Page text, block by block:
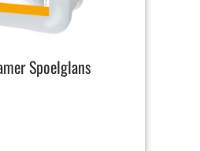
Spoelglans